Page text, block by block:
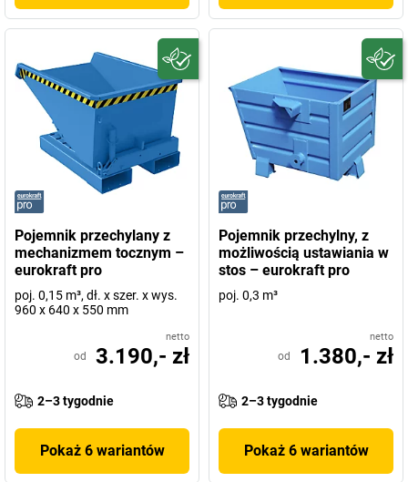
Pojemnik przechylany z
mechanizmem tocznym –
eurokraft pro
poj. 0,15 m³, dł. x szer. x wys.
960 x 640 x 550 mm
netto
od 3.190,- zł
2–3 tygodnie
Pokaż 6 wariantów
Pojemnik przechylny, z
możliwością ustawiania w
stos – eurokraft pro
poj. 0,3 m³
netto
od 1.380,- zł
2–3 tygodnie
Pokaż 6 wariantów